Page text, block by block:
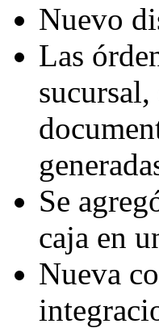
Nuevo
Las
sucursal,
Se
caja en
Nueva